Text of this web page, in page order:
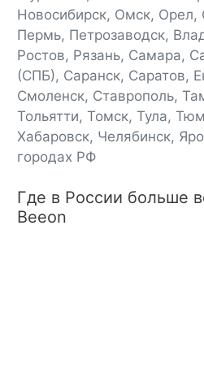
Новосибирск, Омск, Орел,
Пермь, Петрозаводск,
Ростов, Рязань, Самара,
(СПБ), Саранск, Саратов,
Смоленск, Ставрополь,
Тольятти, Томск, Тула,
Хабаровск, Челябинск,
городах РФ
Где в России больше
Beeon